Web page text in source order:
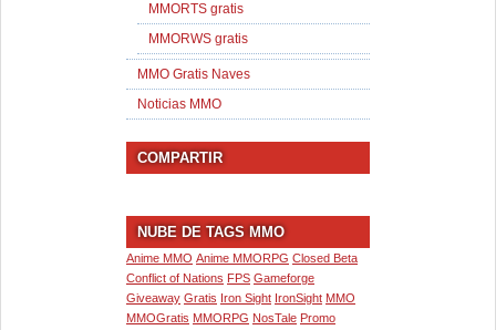
MMORTS gratis
MMORWS gratis
MMO Gratis Naves
Noticias MMO
COMPARTIR
NUBE DE TAGS MMO
Anime MMO Anime MMORPG Closed Beta
Conflict of Nations FPS Gameforge
Giveaway Gratis Iron Sight IronSight MMO
MMOGratis MMORPG NosTale Promo